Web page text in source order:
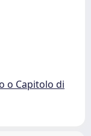
o Capitolo di